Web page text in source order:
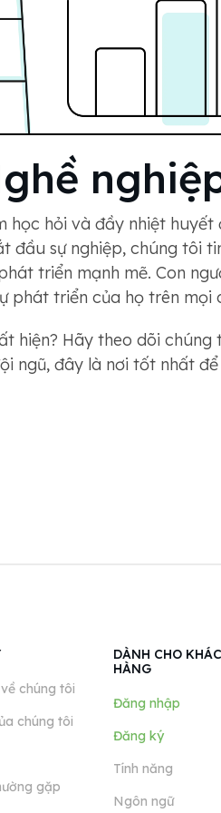
học hỏi và đầy nhiệt
đầu sự nghiệp, chúng tôi
triển mạnh mẽ. Con
phát triển của họ trên mọi
hiện? Hãy theo dõi chúng
ngũ, đây là nơi tốt nhất
chúng tôi
chúng tôi
gặp
DÀNH CHO
HÀNG
Đăng nhập
Đăng ký
Tính năng
Ngôn ngữ